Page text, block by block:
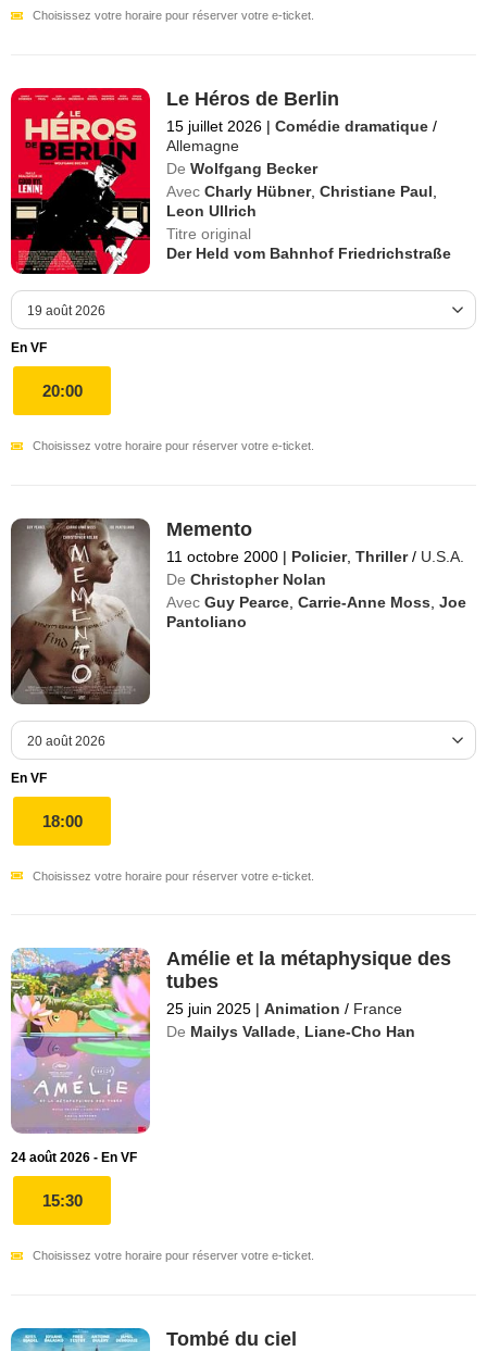
Choisissez votre horaire pour réserver votre e-ticket.
Le Héros de Berlin
15 juillet 2026 | Comédie dramatique /
Allemagne
De Wolfgang Becker
Avec Charly Hübner,Christiane Paul
Leon Ullrich
Titre original
Der Held vom Bahnhof Friedrichstraße
En VF
20:00
Choisissez votre horaire pour réserver votre e-ticket.
Memento
11 octobre 2000 | Policier,Thriller / U.S.A.
De Christopher Nolan
Avec Guy Pearce ,Carrie-Anne Moss ,Joe
Pantoliano
En VF
18:00
Choisissez votre horaire pour réserver votre e-ticket.
Amélie et la métaphysique des
tubes
25 juin 2025 | Animation / France
De Mailys Vallade Liane-Cho Han
24 août 2026 - En VF
15:30
Choisissez votre horaire pour réserver votre e-ticket.
Tombé du ciel